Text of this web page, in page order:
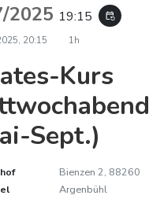
2025 19:15 event_repeat
20:15 1h
Kurs
Sept.)
Bienzen 2, 88260
Argenbühl